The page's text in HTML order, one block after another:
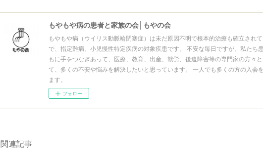
もやもや病の患者と家族の会│もやの会
もやもや病（ウイリス動脈輪閉塞症）は未だ原因不明で根本的治療も確立され
で、指定難病、小児慢性特定疾病の対象疾患です。 不安な毎日ですが、私たち
もに手をつなぎあって、医療、教育、出産、就労、後遺障害等の専門家の方々
て、多くの不安や悩みを解決したいと思っています。 一人でも多くの方の入会
ます。
フォロー
関連記事